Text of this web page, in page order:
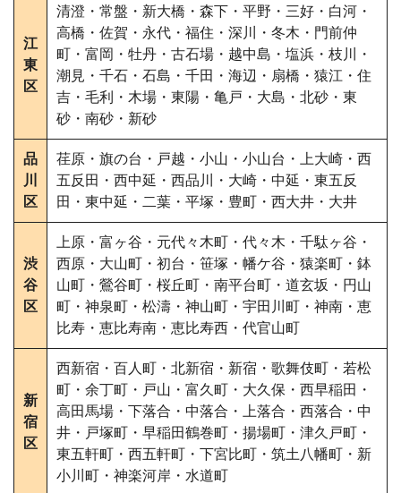
江
東
区
清澄・常盤・新大橋・森下・平野・三好・白河・
高橋・佐賀・永代・福住・深川・冬木・門前仲
町・富岡・牡丹・古石場・越中島・塩浜・枝川・
潮見・千石・石島・千田・海辺・扇橋・猿江・住
吉・毛利・木場・東陽・亀戸・大島・北砂・東
砂・南砂・新砂
品
川
区
荏原・旗の台・戸越・小山・小山台・上大崎・西
五反田・西中延・西品川・大崎・中延・東五反
田・東中延・二葉・平塚・豊町・西大井・大井
渋
谷
区
上原・富ヶ谷・元代々木町・代々木・千駄ヶ谷・
西原・大山町・初台・笹塚・幡ケ谷・猿楽町・鉢
山町・鶯谷町・桜丘町・南平台町・道玄坂・円山
町・神泉町・松濤・神山町・宇田川町・神南・恵
比寿・恵比寿南・恵比寿西・代官山町
新
宿
区
西新宿・百人町・北新宿・新宿・歌舞伎町・若松
町・余丁町・戸山・富久町・大久保・西早稲田・
高田馬場・下落合・中落合・上落合・西落合・中
井・戸塚町・早稲田鶴巻町・揚場町・津久戸町・
東五軒町・西五軒町・下宮比町・筑土八幡町・新
小川町・神楽河岸・水道町